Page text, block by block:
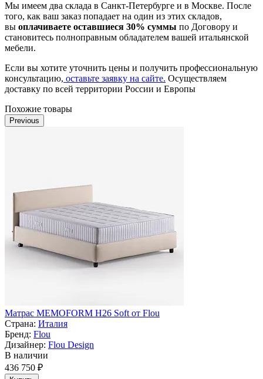
Мы имеем два склада в Санкт-Петербурге и в Москве. После
того, как ваш заказ попадает на один из этих складов,
вы оплачиваете оставшиеся 30% суммы по Договору и
становитесь полноправным обладателем вашей итальянской
мебели.
Если вы хотите уточнить цены и получить профессиональную
консультацию, оставьте заявку на сайте. Осуществляем
доставку по всей территории России и Европы
Похожие товары
Previous
Матрас MEMOFORM H26 Soft от Flou
Страна: Италия
Бренд: Flou
Дизайнер: Flou Design
В наличии
436 750 ₽